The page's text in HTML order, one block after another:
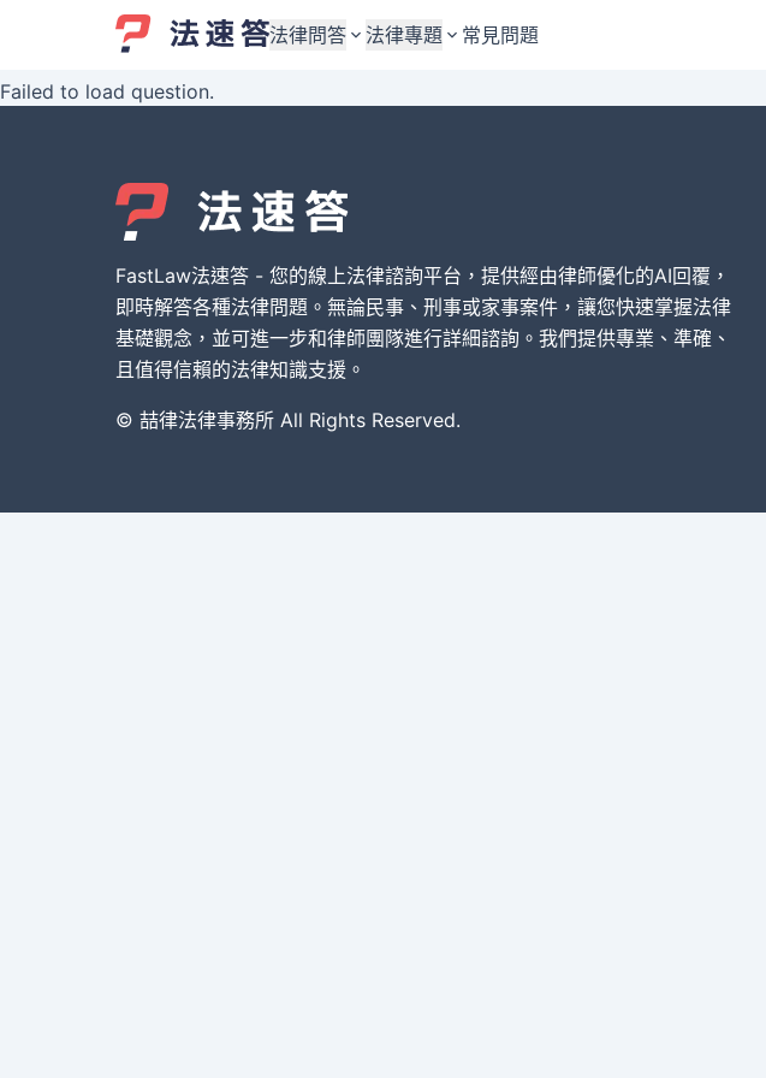
法律問答
婚姻與監護權
債務與債權
刑事犯罪案件
其他案件類型
法律專題
婚姻與監護權
債務與債權
刑事犯罪案件
其他案件類型
常見問題
Failed to load question.
FastLaw法速答 - 您的線上法律諮詢平台，提供經由律師優化的AI回覆，
即時解答各種法律問題。無論民事、刑事或家事案件，讓您快速掌握法律
基礎觀念，並可進一步和律師團隊進行詳細諮詢。我們提供專業、準確、
且值得信賴的法律知識支援。
© 喆律法律事務所 All Rights Reserved.